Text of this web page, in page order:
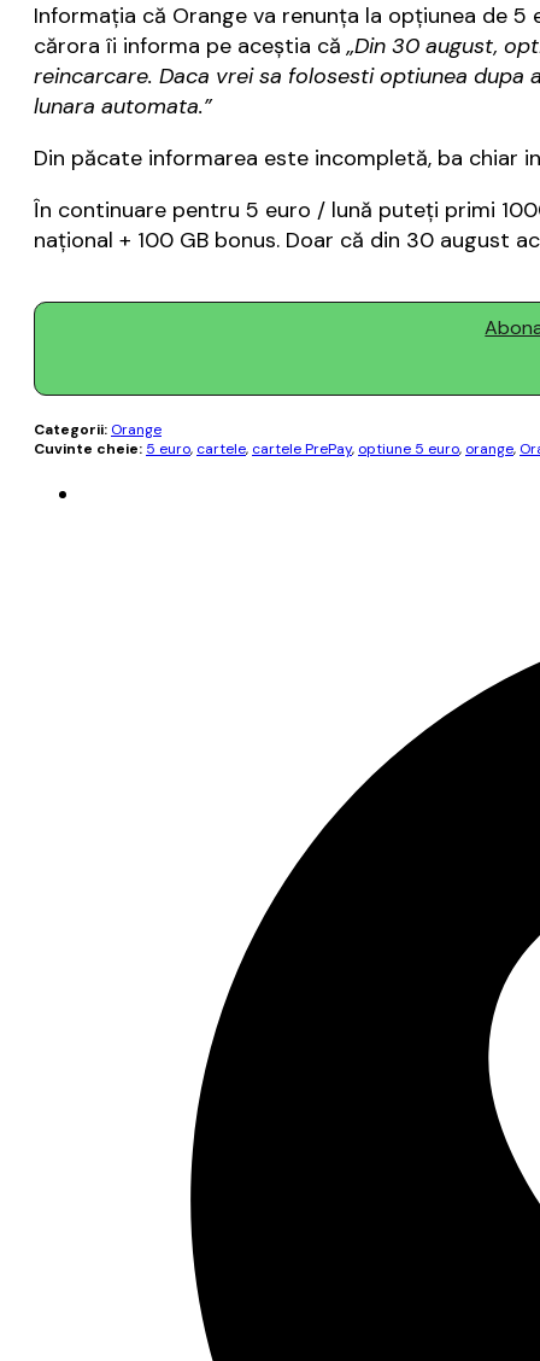
Informaţia că Orange va renunţa la opţiunea de
cărora îi informa pe aceştia că„Din 30 august,
reincarcare. Daca vrei sa folosesti optiunea
lunara automata.”
Din păcate informarea este incompletă, ba chiar
În continuare pentru 5 euro / lună puteţi primi
naţional + 100 GB bonus. Doar că din 30 august
Categorii: Orange
Cuvinte cheie: 5 euro, cartele, cartele PrePay, optiune 5 euro, orange,